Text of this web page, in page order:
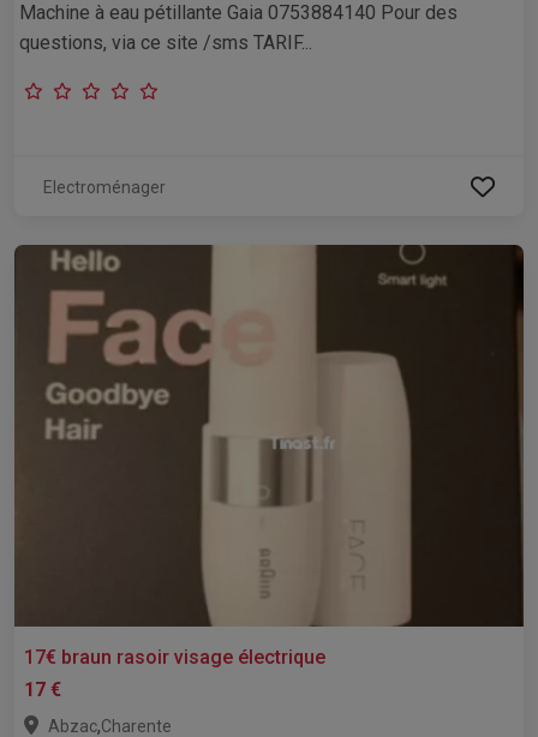
Machine à eau pétillante Gaia 0753884140 Pour des
questions, via ce site /sms TARIF...
Electroménager
17€ braun rasoir visage électrique
17 €
Abzac,Charente